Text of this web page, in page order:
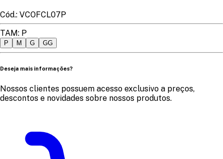
Cód.: VCOFCL07P
TAM: P
P M G GG
Deseja mais informações?
Nossos clientes possuem acesso exclusivo a preços,
descontos e novidades sobre nossos produtos.